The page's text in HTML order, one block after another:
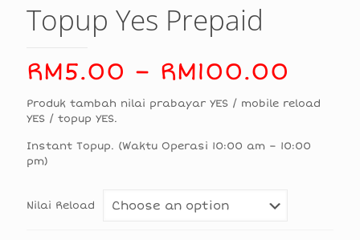
Topup Yes Prepaid
RM5.00 – RM100.00
Produk tambah nilai prabayar YES / mobile reload
YES / topup YES.
Instant Topup. (Waktu Operasi 10:00 am – 10:00
pm)
Nilai Reload